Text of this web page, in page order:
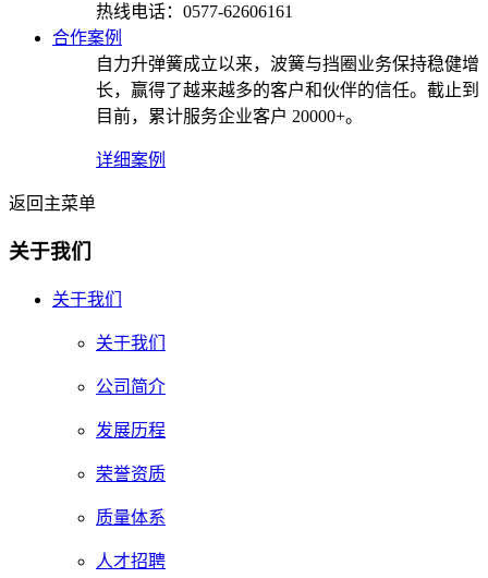
热线电话：0577-62606161
合作案例
自力升弹簧成立以来，波簧与挡圈业务保持稳健增
长，赢得了越来越多的客户和伙伴的信任。截止到
目前，累计服务企业客户 20000+。
详细案例
返回主菜单
关于我们
关于我们
关于我们
公司简介
发展历程
荣誉资质
质量体系
人才招聘